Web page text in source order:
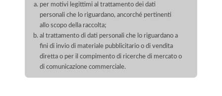
per motivi legittimi al trattamento dei dati
personali che lo riguardano, ancorché pertinenti
allo scopo della raccolta;
al trattamento di dati personali che lo riguardano a
fini di invio di materiale pubblicitario o di vendita
diretta o per il compimento di ricerche di mercato o
di comunicazione commerciale.